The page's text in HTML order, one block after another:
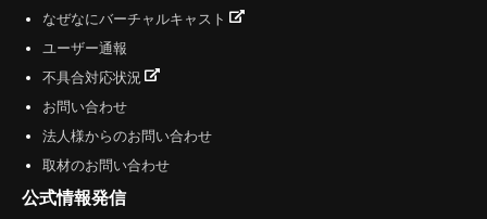
なぜなにバーチャルキャスト
ユーザー通報
不具合対応状況
お問い合わせ
法人様からのお問い合わせ
取材のお問い合わせ
公式情報発信